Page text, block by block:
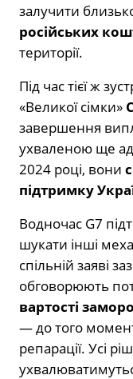
залучити
російських
території.
Під час тієї ж
«Великої сімки»
завершення
ухваленою ще
2024 році, вони
підтримку
Водночас G7
шукати інші
спільній заяві
обговорюють
вартості
— до того
репарації. Усі